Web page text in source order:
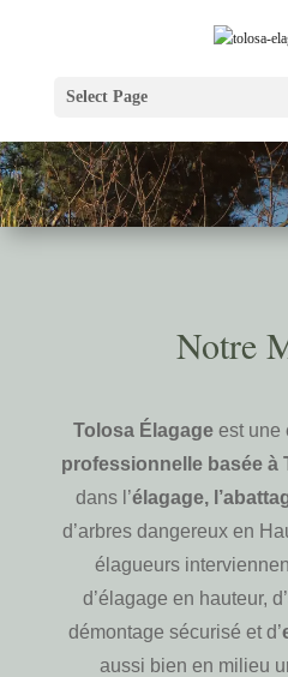
Select Page
Notre
Tolosa Élagage est une
professionnelle basée à
dans l’élagage,
d’arbres dangereux en
élagueurs
d’élagage en hauteur,
démontage sécurisé et d’
aussi bien en milieu